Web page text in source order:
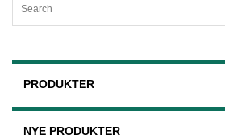
PRODUKTER
NYE PRODUKTER